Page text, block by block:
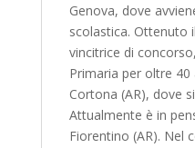
Genova, dove
scolastica. Ottenuto
vincitrice di
Primaria per oltre 40
Cortona (AR), dove
Attualmente è in
Fiorentino (AR). Nel